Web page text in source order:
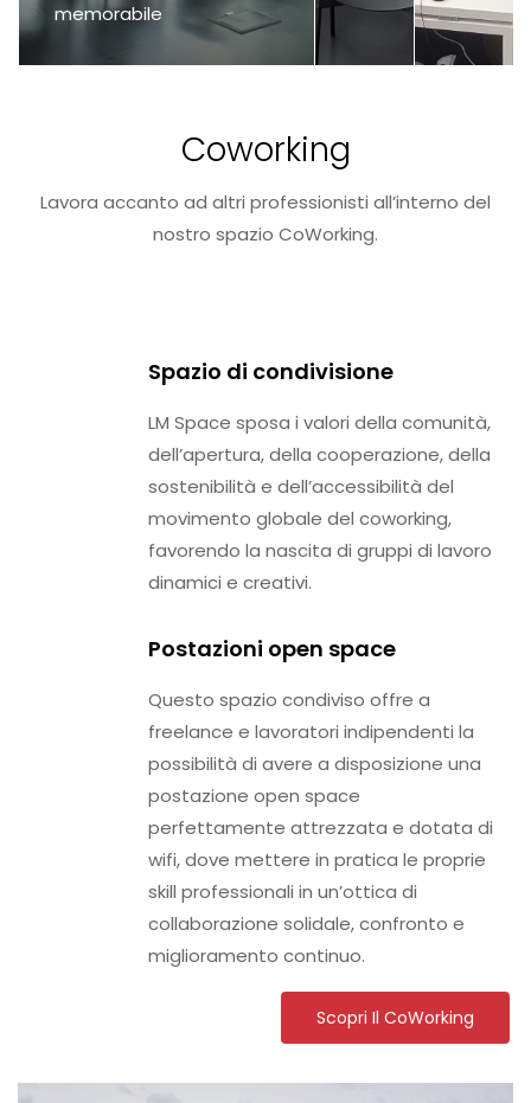
memorabile
Coworking
Lavora accanto ad altri professionisti all’interno del
nostro spazio CoWorking.
Spazio di condivisione
LM Space sposa i valori della comunità,
dell’apertura, della cooperazione, della
sostenibilità e dell’accessibilità del
movimento globale del coworking,
favorendo la nascita di gruppi di lavoro
dinamici e creativi.
Postazioni open space
Questo spazio condiviso offre a
freelance e lavoratori indipendenti la
possibilità di avere a disposizione una
postazione open space
perfettamente attrezzata e dotata di
wifi, dove mettere in pratica le proprie
skill professionali in un’ottica di
collaborazione solidale, confronto e
miglioramento continuo.
Scopri Il CoWorking